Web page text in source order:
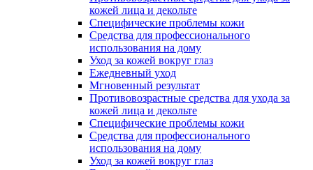
кожей лица и декольте
Специфические проблемы кожи
Средства для профессионального
использования на дому
Уход за кожей вокруг глаз
Ежедневный уход
Мгновенный результат
Противовозрастные средства для ухода за
кожей лица и декольте
Специфические проблемы кожи
Средства для профессионального
использования на дому
Уход за кожей вокруг глаз